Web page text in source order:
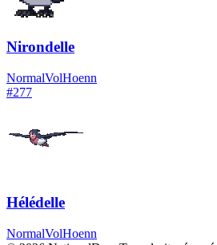
Nirondelle
NormalVolHoenn
#277
Hélédelle
NormalVolHoenn